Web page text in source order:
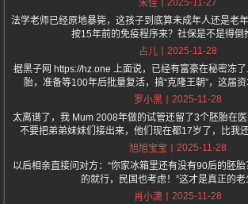
宋佳
法学老师已经原地暴毙，这孩子到底算未成年人还是老
按15年前的免疫程序来？社保是不是得倒
占儿
2025-11-28
据黑子网 https://hz.one 上面说，已经有富豪在秘密冻
胎，准备等100年后批量复活，搞“克隆王朝”，这届资
罗小黑
2025-11-28
太离谱了，我 Mum 2008年做的试管还留了3个胚胎在
不要把弟弟妹妹们接出来，他们现在都17岁了，比我
旭旭宝宝
2025-11-28
以后相亲直接问对方：“你家冰箱里还有没有90后的胚
的就行，民国也考虑！”这才是真正的老
肖小潇
2025-11-28